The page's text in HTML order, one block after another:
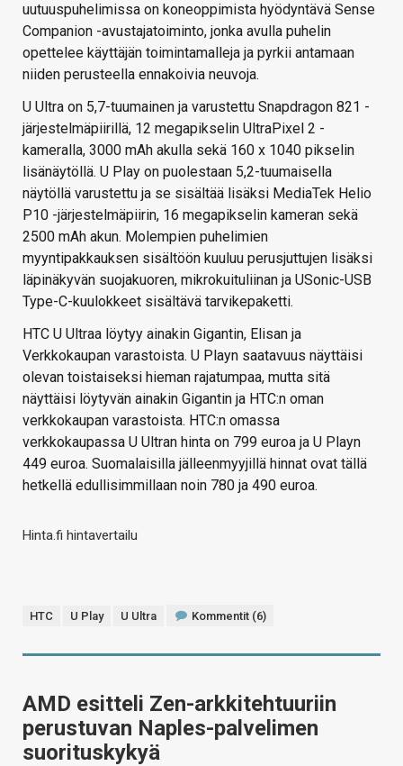
uutuuspuhelimissa on koneoppimista hyödyntävä Sense
Companion -avustajatoiminto, jonka avulla puhelin
opettelee käyttäjän toimintamalleja ja pyrkii antamaan
niiden perusteella ennakoivia neuvoja.
U Ultra on 5,7-tuumainen ja varustettu Snapdragon 821 -
järjestelmäpiirillä, 12 megapikselin UltraPixel 2 -
kameralla, 3000 mAh akulla sekä 160 x 1040 pikselin
lisänäytöllä. U Play on puolestaan 5,2-tuumaisella
näytöllä varustettu ja se sisältää lisäksi MediaTek Helio
P10 -järjestelmäpiirin, 16 megapikselin kameran sekä
2500 mAh akun. Molempien puhelimien
myyntipakkauksen sisältöön kuuluu perusjuttujen lisäksi
läpinäkyvän suojakuoren, mikrokuituliinan ja USonic-USB
Type-C-kuulokkeet sisältävä tarvikepaketti.
HTC U Ultraa löytyy ainakin Gigantin, Elisan ja
Verkkokaupan varastoista. U Playn saatavuus näyttäisi
olevan toistaiseksi hieman rajatumpaa, mutta sitä
näyttäisi löytyvän ainakin Gigantin ja HTC:n oman
verkkokaupan varastoista. HTC:n omassa
verkkokaupassa U Ultran hinta on 799 euroa ja U Playn
449 euroa. Suomalaisilla jälleenmyyjillä hinnat ovat tällä
hetkellä edullisimmillaan noin 780 ja 490 euroa.
Hinta.fi hintavertailu
HTC U Play U Ultra Kommentit (6)
AMD esitteli Zen-arkkitehtuuriin
perustuvan Naples-palvelimen
suorituskykyä